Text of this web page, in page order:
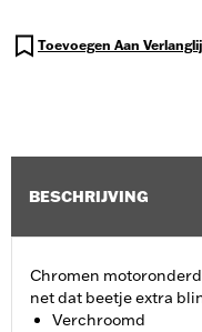
Toevoegen Aan
BESCHRIJVING
Chromen
net dat beetje extra
Verchroomd